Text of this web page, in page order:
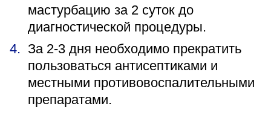
мастурбацию за 2 суток до
диагностической процедуры.
За 2-3 дня необходимо прекратить
пользоваться антисептиками и
местными противовоспалительными
препаратами.